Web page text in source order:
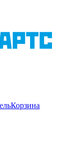
Корзина